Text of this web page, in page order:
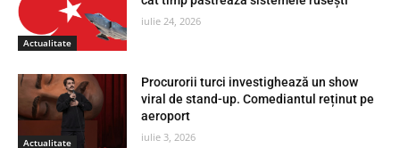
Actualitate
iulie 24, 2026
Actualitate
Procurorii turci investighează un show
viral de stand-up. Comediantul reținut pe
aeroport
iulie 3, 2026